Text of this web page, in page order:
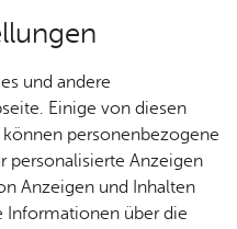
und andere
Einige von diesen
personenbezogene
personalisierte Anzeigen
Anzeigen und Inhalten
Informationen über die